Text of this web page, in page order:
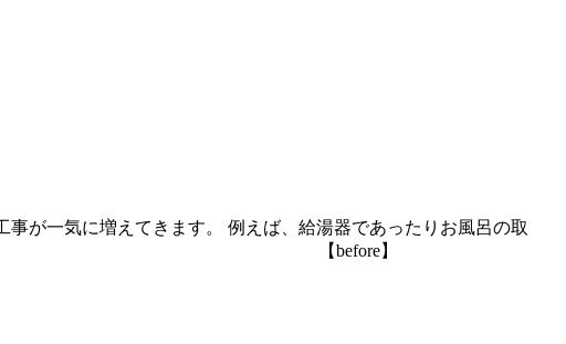
が一気に増えてきます。 例えば、給湯器であったりお風呂の取
工事をしました！ 【before】